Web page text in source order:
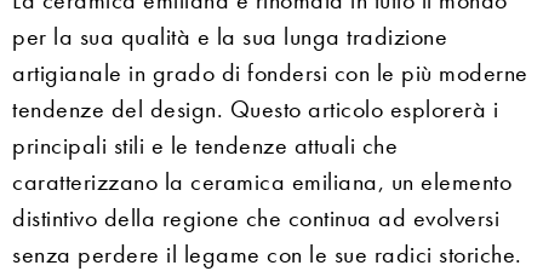
per la sua qualità e la sua lunga tradizione
artigianale in grado di fondersi con le più moderne
tendenze del design. Questo articolo esplorerà i
principali stili e le tendenze attuali che
caratterizzano la ceramica emiliana, un elemento
distintivo della regione che continua ad evolversi
senza perdere il legame con le sue radici storiche.